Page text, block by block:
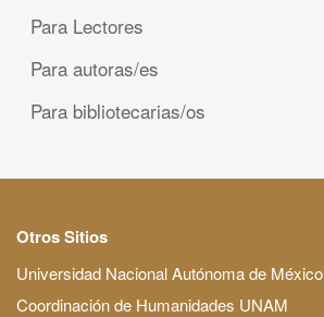
Para Lectores
Para autoras/es
Para bibliotecarias/os
Otros Sitios
Universidad Nacional Autónoma de México
Coordinación de Humanidades UNAM